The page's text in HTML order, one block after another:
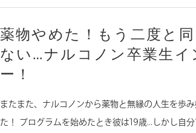
薬物やめた！もう二度と
ない…ナルコノン卒業生イ
ー！
またまた、ナルコノンから薬物と無縁の人生を歩
た！ プログラムを始めたとき彼は19歳…しかし自